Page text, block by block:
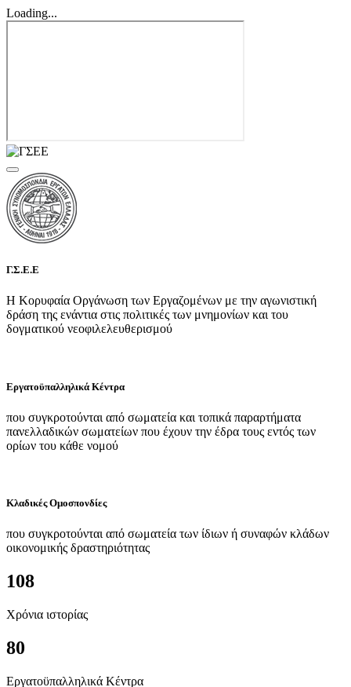
Loading...
Γ.Σ.Ε.Ε
Η Κορυφαία Οργάνωση των Εργαζομένων με την αγωνιστική
δράση της ενάντια στις πολιτικές των μνημονίων και του
δογματικού νεοφιλελευθερισμού
Εργατοϋπαλληλικά Κέντρα
που συγκροτούνται από σωματεία και τοπικά παραρτήματα
πανελλαδικών σωματείων που έχουν την έδρα τους εντός των
ορίων του κάθε νομού
Κλαδικές Ομοσπονδίες
που συγκροτούνται από σωματεία των ίδιων ή συναφών κλάδων
οικονομικής δραστηριότητας
108
Χρόνια ιστορίας
80
Εργατοϋπαλληλικά Κέντρα